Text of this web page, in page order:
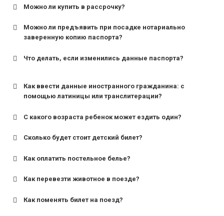
Можно ли купить в рассрочку?
Можно ли предъявить при посадке нотариально
заверенную копию паспорта?
Что делать, если изменились данные паспорта?
Как ввести данные иностранного гражданина: с
помощью латиницы или транслитерации?
С какого возраста ребенок может ездить один?
для поездов дальнего следования — от 10 лет и
для пригородных поездов — от 7 лет.
Сколько будет стоит детский билет?
Как оплатить постельное белье?
Как перевезти животное в поезде?
Как поменять билет на поезд?